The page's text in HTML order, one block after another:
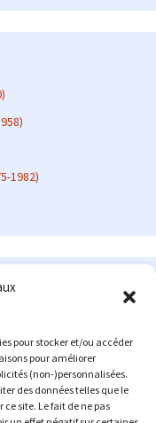
pour stocker et/ou accéder
pour améliorer
(non-)personnalisées.
des données telles que le
site. Le fait de ne pas
1982)
ancienne depuis de
ma passion sur
qui a connu un relatif
autonomie et me lancer